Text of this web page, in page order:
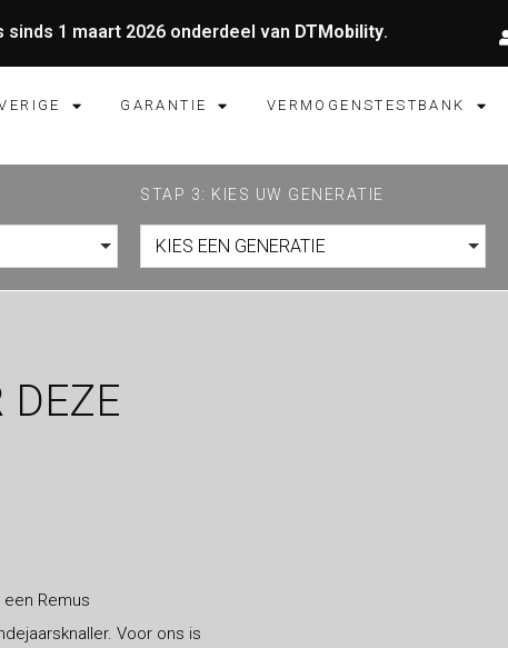
sinds 1 maart 2026 onderdeel van DTMobility.
GARANTIE VERMOGENSTESTBANK
STAP 3: KIES UW GENERATIE
KIES EEN GENERATIE
DEZE
Remus
Voor ons is